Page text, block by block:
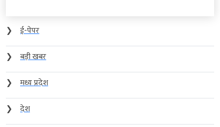
❯
ई-पेपर
❯
बड़ी खबर
❯
मध्य प्रदेश
❯
देश